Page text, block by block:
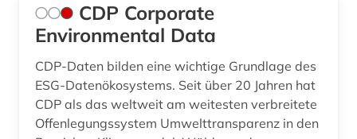
CDP Corporate
Environmental Data
CDP-Daten bilden eine wichtige Grundlage des
ESG-Datenökosystems. Seit über 20 Jahren hat
CDP als das weltweit am weitesten verbreitete
Offenlegungssystem Umwelttransparenz in den